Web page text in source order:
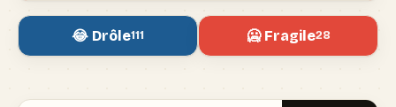
😂 Drôle111 🥶 Fragile28